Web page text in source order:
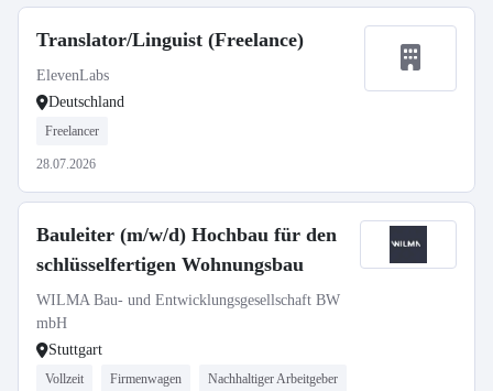
Translator/Linguist (Freelance)
ElevenLabs
Deutschland
Freelancer
28.07.2026
Bauleiter (m/w/d) Hochbau für den
schlüsselfertigen Wohnungsbau
WILMA Bau- und Entwicklungsgesellschaft BW
mbH
Stuttgart
Vollzeit Firmenwagen Nachhaltiger Arbeitgeber